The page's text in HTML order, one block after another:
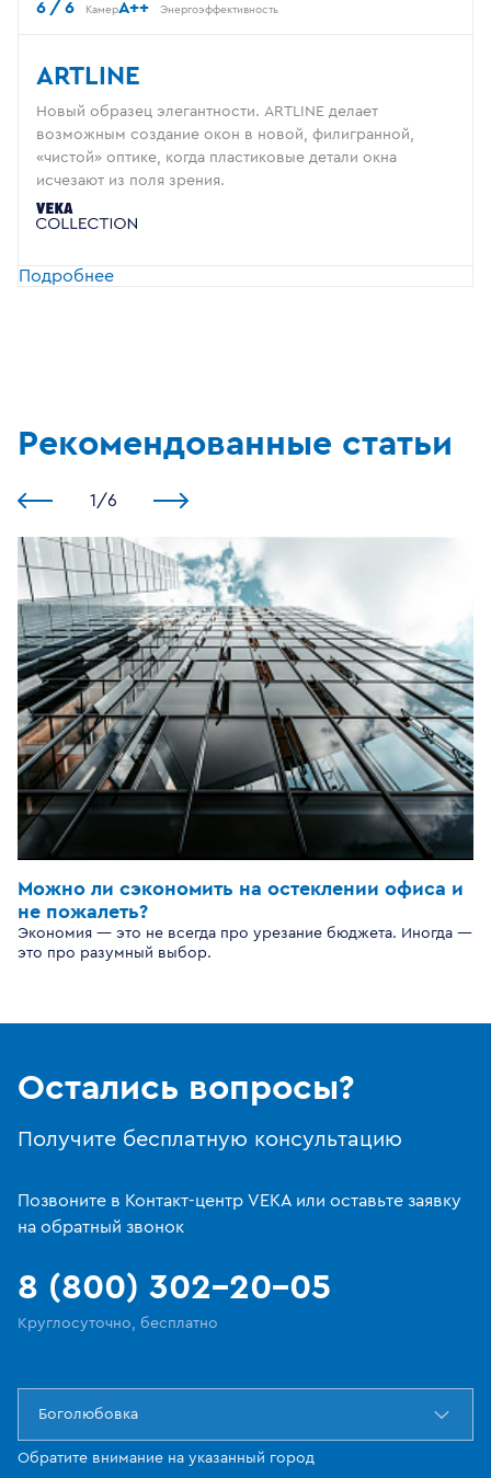
6 / 6 КамерA++ Энергоэффективность
ARTLINE
Новый образец элегантности. ARTLINE делает
возможным создание окон в новой, филигранной,
«чистой» оптике, когда пластиковые детали окна
исчезают из поля зрения.
Подробнее
Рекомендованные статьи
1 /6
Можно ли сэкономить на остеклении офиса и
не пожалеть?
Экономия — это не всегда про урезание бюджета. Иногда —
это про разумный выбор.
Остались вопросы?
Получите бесплатную консультацию
Позвоните в Контакт-центр VEKA или оставьте заявку
на обратный звонок
8 (800) 302-20-05
Круглосуточно, бесплатно
Боголюбовка
Обратите внимание на указанный город